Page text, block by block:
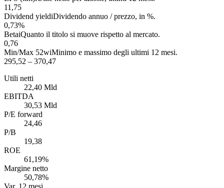
11,75
Dividend yieldiDividendo annuo / prezzo, in %.
0,73%
BetaiQuanto il titolo si muove rispetto al mercato.
0,76
Min/Max 52wiMinimo e massimo degli ultimi 12 mesi.
295,52 – 370,47
Utili netti
22,40 Mld
EBITDA
30,53 Mld
P/E forward
24,46
P/B
19,38
ROE
61,19%
Margine netto
50,78%
Var. 12 mesi